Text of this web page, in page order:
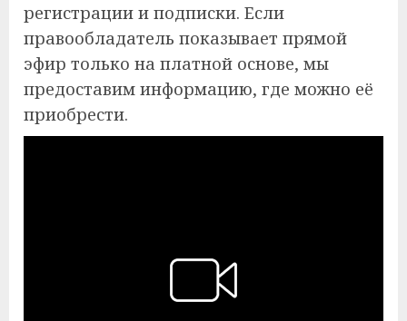
регистрации и подписки. Если
правообладатель показывает прямой
эфир только на платной основе, мы
предоставим информацию, где можно её
приобрести.